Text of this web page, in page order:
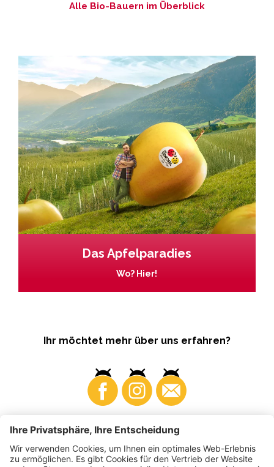
Alle Bio-Bauern im Überblick
Das Apfelparadies
Wo? Hier!
Ihr möchtet mehr über uns erfahren?
Business Produzenten